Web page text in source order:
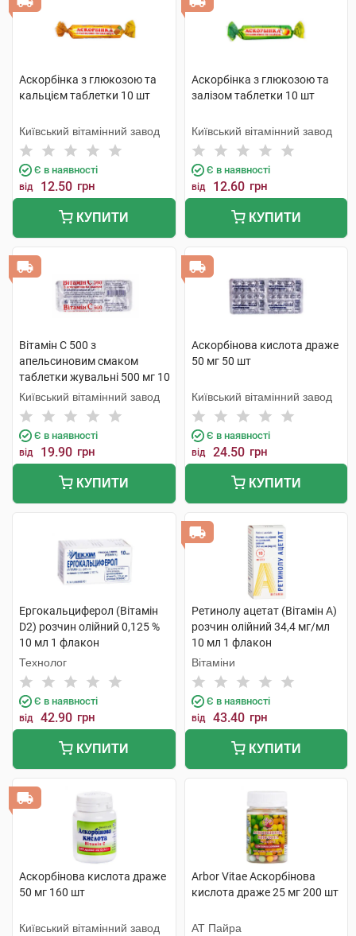
Аскорбінка з глюкозою та
кальцієм таблетки 10 шт
Київський вітамінний завод
Є в наявності
від 12.50 грн
КУПИТИ
Аскорбінка з глюкозою та
залізом таблетки 10 шт
Київський вітамінний завод
Є в наявності
від 12.60 грн
КУПИТИ
Вітамін C 500 з
апельсиновим смаком
таблетки жувальні 500 мг 10
шт
Київський вітамінний завод
Є в наявності
від 19.90 грн
КУПИТИ
Аскорбінова кислота драже
50 мг 50 шт
Київський вітамінний завод
Є в наявності
від 24.50 грн
КУПИТИ
Ергокальциферол (Вітамін
D2) розчин олійний 0,125 %
10 мл 1 флакон
Технолог
Є в наявності
від 42.90 грн
КУПИТИ
Ретинолу ацетат (Вітамін A)
розчин олійний 34,4 мг/мл
10 мл 1 флакон
Вітаміни
Є в наявності
від 43.40 грн
КУПИТИ
Аскорбінова кислота драже
50 мг 160 шт
Київський вітамінний завод
Arbor Vitae Аскорбінова
кислота драже 25 мг 200 шт
АТ Пайра